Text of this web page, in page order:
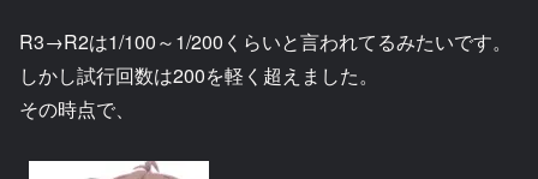
R3→R2は1/100～1/200くらいと言われてるみたいです。
しかし試行回数は200を軽く超えました。
その時点で、